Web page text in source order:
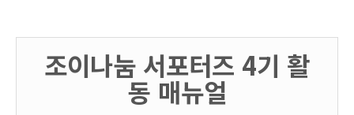
조이나눔 서포터즈 4기 활
동 매뉴얼